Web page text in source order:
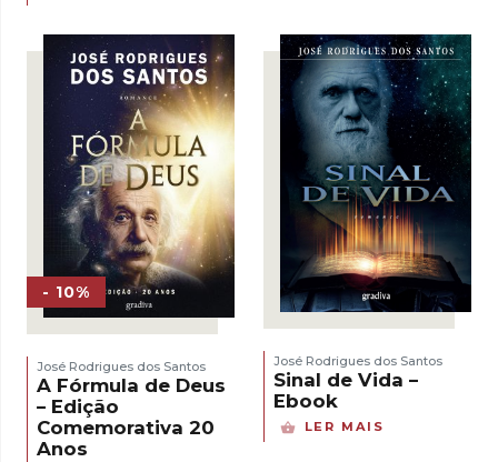
- 10%
José Rodrigues dos Santos
A Fórmula de Deus
– Edição
Comemorativa 20
Anos
José Rodrigues dos Santos
Sinal de Vida –
Ebook
LER MAIS